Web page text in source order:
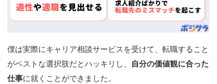
僕は実際にキャリア相談サービスを受けて、転職すること
がベストな選択肢だとハッキリし、
自分の価値観に合った
仕事に就くことができました。